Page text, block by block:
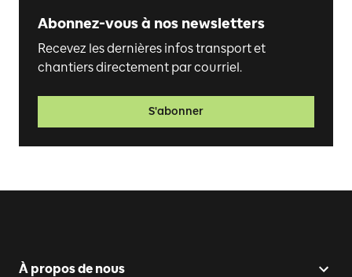
Abonnez-vous à nos newsletters
Recevez les dernières infos transport et
chantiers directement par courriel.
S'abonner
À propos de nous